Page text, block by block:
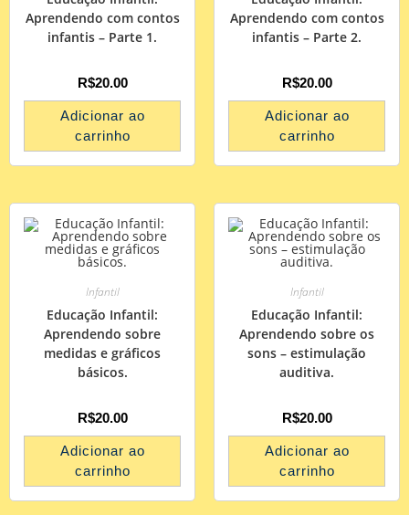
Aprendendo com contos
infantis – Parte 1.
R$20.00
Adicionar ao
carrinho
Aprendendo com contos
infantis – Parte 2.
R$20.00
Adicionar ao
carrinho
Infantil
Educação Infantil:
Aprendendo sobre
medidas e gráficos
básicos.
R$20.00
Adicionar ao
carrinho
Infantil
Educação Infantil:
Aprendendo sobre os
sons – estimulação
auditiva.
R$20.00
Adicionar ao
carrinho